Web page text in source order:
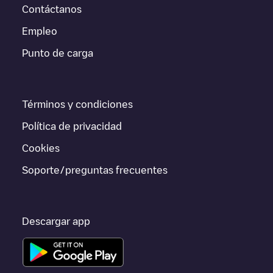
disponible, así como las indicaciones de acceso en coche al
instrucciones necesarias para que puedas realizar fácilmente la
información acerca de los puntos de carga en tiempo real en la
Si este cargador de
existen alternativas. Puedes consultar otros cargadores en
Herzogenauracho ir a otras ciudades como
Erlangen
, porque están cerca y se encuentran dentro de
Contáctanos
Empleo
Punto de carga
Términos y condiciones
Política de privacidad
Cookies
Soporte/preguntas frecuentes
Descargar app